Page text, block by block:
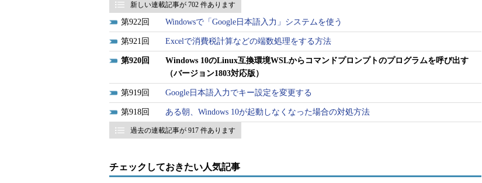
たいプログラムのパス名を拡張子まで含めて指定
例えばタスク一覧を表示するコマンド（実行ファイルは
「C:\Windows\System32\tasklist.exe」）を実行したいのならば、「tasklist.exe」と指定す
る。コマンドプロンプト上で実行する場合は、拡張子の「.exe」を省略できるが、WSLか
ら呼び出す場合は必ず拡張子まで指定する必要がある。
これ以外にも幾つか注意点があるのでまとめておく。
コマンドプロンプト側のプログラムを起動するには、拡張子まで含めて指定する
する
新しい連載記事が 702 件あります
922 Windowsで「Google日本語入力」システムを使う
921 Excelで消費税計算などの端数処理をする方法
920
Windows 10のLinux互換環境WSLからコマンドプロンプトのプログラムを呼び出す
（バージョン1803対応版）
919 Google日本語入力でキー設定を変更する
918 ある朝、Windows 10が起動しなくなった場合の対処方法
過去の連載記事が 917 件あります
チェックしておきたい人気記事